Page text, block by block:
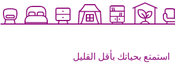
استمتع بحياتك بأقل القليل